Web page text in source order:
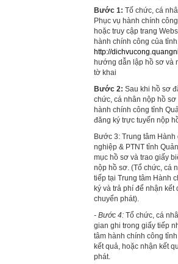
Bước 1: Tố chức, cá
Phục vụ hành chính
hoặc truy cập trang
hành chính công của
http://
hướng dẫn lập hồ sơ và
tờ khai
Bước 2: Sau khi hồ sơ
chức, cá nhân nộp hồ sơ
hành chính công tỉnh
đăng ký trực tuyến nộp
Bước 3: Trung tâm
nghiệp & PTNT tỉnh
mục hồ sơ và trao giấy
nộp hồ sơ. (Tổ chức, cá
tiếp tại Trung tâm Hành
ký và trả phí để nhận kết
chuyển phát).
- Bước 4: Tổ chức, cá
gian ghi trong giấy tiếp
tâm hành chính công
kết quả, hoặc nhận kết
phát.